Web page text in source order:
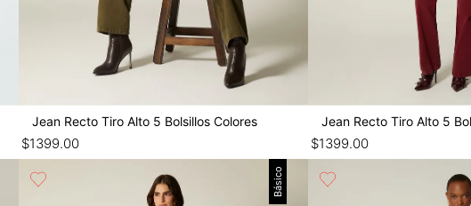
Jean Recto Tiro Alto 5 Bolsillos Colores
$1399.00
Jean Recto Tiro Alto 5
$1399.00
Básico